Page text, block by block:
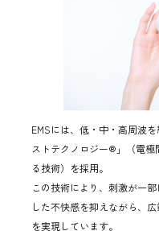
EMSには、低・中・高周波
ストテクノロジー®」（電極
る技術）を採用。
この技術により、刺激が一
した不快感を抑えながら、
を実現しています。